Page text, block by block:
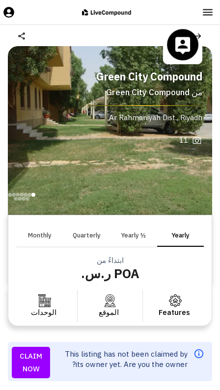
Green City Compound
منGreen City Compound
Ar Rahmaniyah Dist.,Riyadh
11
Yearly
½ Yearly
Quarterly
Monthly
ابتداءً من
POA ر.س.
Features الموقع الوحدات
This listing has not been claimed by
its owner yet. Are you the owner?
CLAIM
NOW